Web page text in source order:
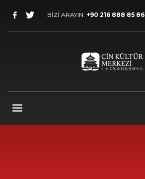
BİZİ ARAYIN: +90 216 888 85 86